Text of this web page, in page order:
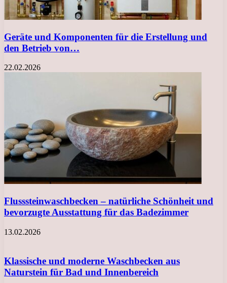
Geräte und Komponenten für die Erstellung und
den Betrieb von…
22.02.2026
Flusssteinwaschbecken – natürliche Schönheit und
bevorzugte Ausstattung für das Badezimmer
13.02.2026
Klassische und moderne Waschbecken aus
Naturstein für Bad und Innenbereich